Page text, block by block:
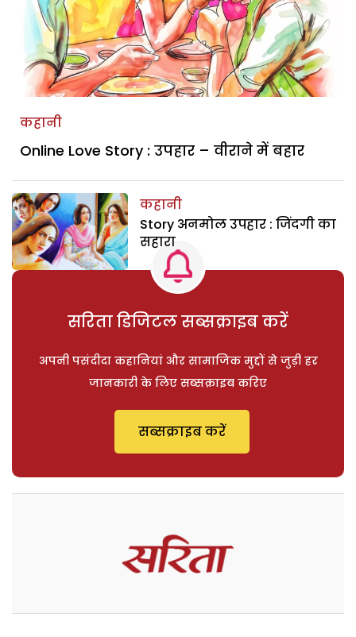
कहानी
Online Love Story : उपहार – वीराने में बहार
कहानी
Story अनमोल उपहार : जिंदगी का
सहारा
सरिता डिजिटल सब्सक्राइब करें
अपनी पसंदीदा कहानियां और सामाजिक मुद्दों से जुड़ी हर
जानकारी के लिए सब्सक्राइब करिए
सब्सक्राइब करें